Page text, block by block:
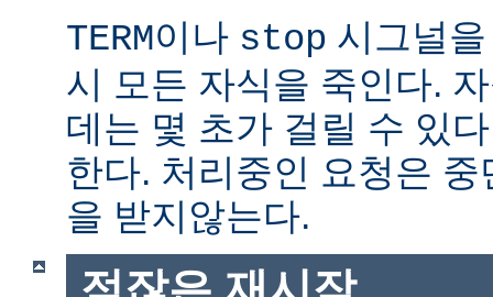
TERM이나 stop 시그널
시 모든 자식을 죽인다.
데는 몇 초가 걸릴 수 있
한다. 처리중인 요청은
을 받지않는다.